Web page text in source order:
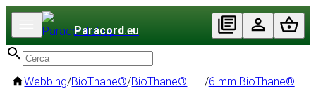
Paracord.eu
Webbing/BioThane®/BioThane®
/6 mm BioThane®